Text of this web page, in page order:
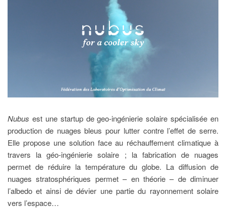
Nubus est une startup de geo-ingénierie solaire spécialisée en
production de nuages bleus pour lutter contre l’effet de serre.
Elle propose une solution face au réchauffement climatique à
travers la géo-ingénierie solaire ; la fabrication de nuages
permet de réduire la température du globe. La diffusion de
nuages stratosphériques permet – en théorie – de diminuer
l’albedo et ainsi de dévier une partie du rayonnement solaire
vers l’espace…